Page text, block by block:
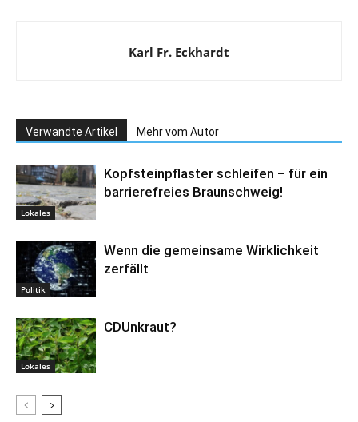
Karl Fr. Eckhardt
Verwandte Artikel Mehr vom Autor
Lokales
Kopfsteinpflaster schleifen – für ein
barrierefreies Braunschweig!
Politik
Wenn die gemeinsame Wirklichkeit
zerfällt
Lokales
CDUnkraut?